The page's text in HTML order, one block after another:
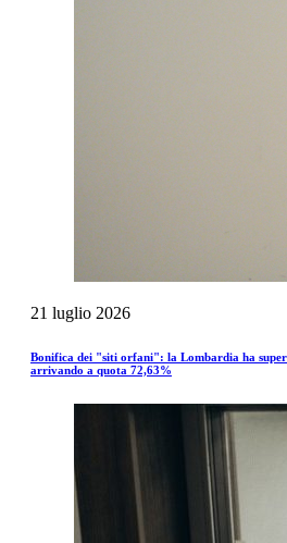
21 luglio 2026
Bonifica dei "siti orfani": la Lombardia ha
arrivando a quota 72,63%